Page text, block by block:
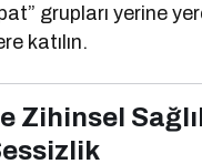
grupları yerine
katılın.
Zihinsel